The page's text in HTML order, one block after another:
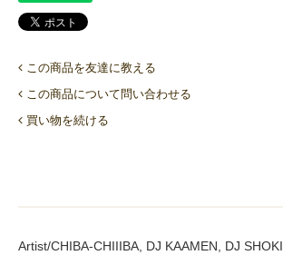
この商品を友達に教える
この商品について問い合わせる
買い物を続ける
Artist/CHIBA-CHIIIBA, DJ KAAMEN, DJ SHOKI